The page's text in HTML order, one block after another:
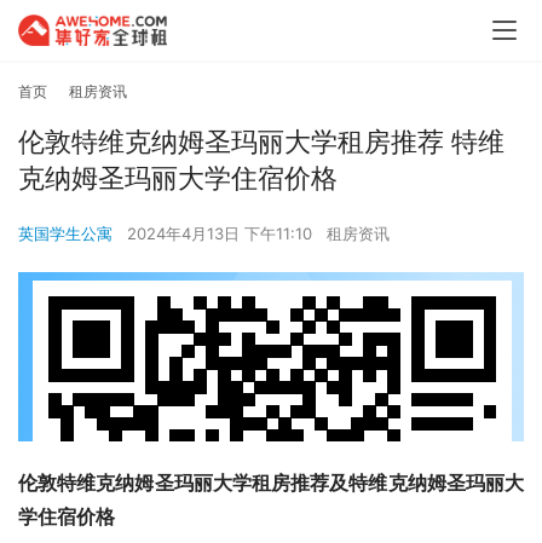
首页 租房资讯
伦敦特维克纳姆圣玛丽大学租房推荐 特维
克纳姆圣玛丽大学住宿价格
英国学生公寓 2024年4月13日 下午11:10 租房资讯
伦敦特维克纳姆圣玛丽大学租房推荐及特维克纳姆圣玛丽大
学住宿价格